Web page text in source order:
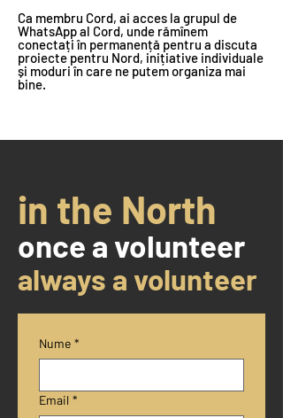
Ca membru Cord, ai acces la grupul de
WhatsApp al Cord, unde rămînem
conectați în permanență pentru a discuta
proiecte pentru Nord, inițiative individuale
și moduri în care ne putem organiza mai
bine.
in the North
once a volunteer
always a volunteer
Nume *
Email *